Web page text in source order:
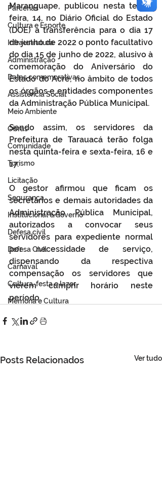
Parcerias
Cultura e Esporte
Infraestrutura
Administração
Datas comemorativas
Assistência Social
Meio Ambiente
Obras
Comunidade
Turismo
Licitação
Segurança
Institucional e Governo
Defesa cívil
Defesa Civil
Carnaval
Cultura, festa e lazer
Memória e Cultura
Maranguape, publicou nesta terça-
feira, 14, no Diário Oficial do Estado
(DOE) a transferência para o dia 17
de junho de 2022 o ponto facultativo
do dia 15 de junho de 2022, alusivo à
comemoração do Aniversário do
Estado do Acre, no âmbito de todos
os órgãos e entidades componentes
da Administração Pública Municipal.
Sendo assim, os servidores da
Prefeitura de Tarauacá terão folga
nesta quinta-feira e sexta-feira, 16 e
17.
O gestor afirmou que ficam os
secretários e demais autoridades da
Administração Pública Municipal,
autorizados a convocar seus
servidores para expediente normal
por necessidade de serviço,
dispensando da respectiva
compensação os servidores que
vierem cumprir horário neste
período.
Posts Relacionados Ver tudo